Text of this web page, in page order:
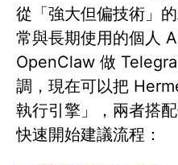
從「強大但偏技術」
常與長期使用的個人
OpenClaw 做
調，現在可以把
執行引擎」，兩者搭配
快速開始建議流程：